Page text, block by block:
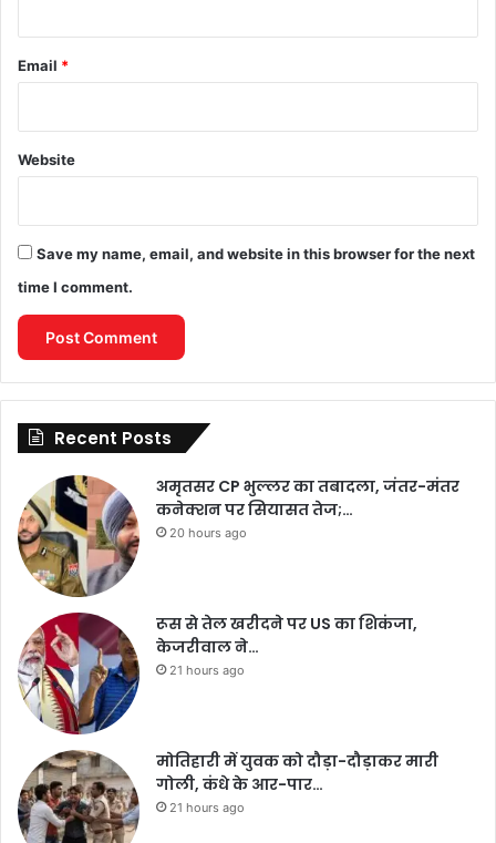
Email *
Website
Save my name, email, and website in this browser for the next
time I comment.
Recent Posts
अमृतसर CP भुल्लर का तबादला, जंतर-मंतर
कनेक्शन पर सियासत तेज;…
20 hours ago
रूस से तेल खरीदने पर US का शिकंजा,
केजरीवाल ने…
21 hours ago
मोतिहारी में युवक को दौड़ा-दौड़ाकर मारी
गोली, कंधे के आर-पार…
21 hours ago